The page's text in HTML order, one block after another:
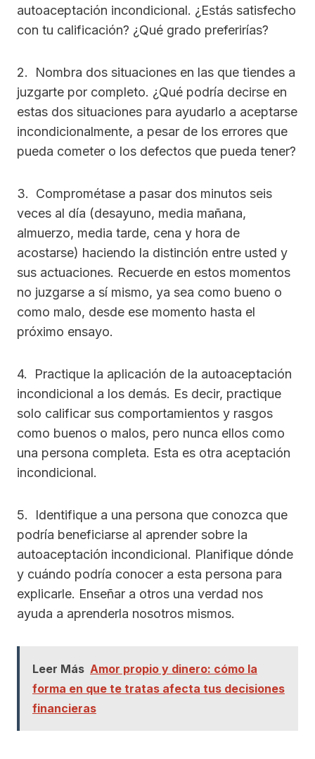
autoaceptación incondicional. ¿Estás satisfecho
con tu calificación? ¿Qué grado preferirías?
2. Nombra dos situaciones en las que tiendes a
juzgarte por completo. ¿Qué podría decirse en
estas dos situaciones para ayudarlo a aceptarse
incondicionalmente, a pesar de los errores que
pueda cometer o los defectos que pueda tener?
3. Comprométase a pasar dos minutos seis
veces al día (desayuno, media mañana,
almuerzo, media tarde, cena y hora de
acostarse) haciendo la distinción entre usted y
sus actuaciones. Recuerde en estos momentos
no juzgarse a sí mismo, ya sea como bueno o
como malo, desde ese momento hasta el
próximo ensayo.
4. Practique la aplicación de la autoaceptación
incondicional a los demás. Es decir, practique
solo calificar sus comportamientos y rasgos
como buenos o malos, pero nunca ellos como
una persona completa. Esta es otra aceptación
incondicional.
5. Identifique a una persona que conozca que
podría beneficiarse al aprender sobre la
autoaceptación incondicional. Planifique dónde
y cuándo podría conocer a esta persona para
explicarle. Enseñar a otros una verdad nos
ayuda a aprenderla nosotros mismos.
Leer Más Amor propio y dinero: cómo la
forma en que te tratas afecta tus decisiones
financieras